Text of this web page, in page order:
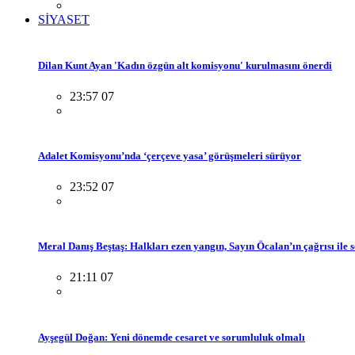
SİYASET
Dilan Kunt Ayan 'Kadın özgün alt komisyonu' kurulmasını önerdi
23:57 07
Adalet Komisyonu’nda ‘çerçeve yasa’ görüşmeleri sürüyor
23:52 07
Meral Danış Beştaş: Halkları ezen yangın, Sayın Öcalan’ın çağrısı ile
21:11 07
Ayşegül Doğan: Yeni dönemde cesaret ve sorumluluk olmalı